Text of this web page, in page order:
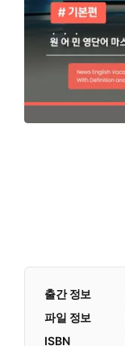
출간 정보
파일 정보
ISBN